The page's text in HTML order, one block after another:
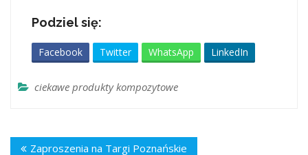
Podziel się:
Facebook Twitter WhatsApp LinkedIn
ciekawe produkty kompozytowe
Zaproszenia na Targi Poznańskie